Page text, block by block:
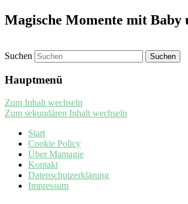
Magische Momente mit Baby
Suchen
Hauptmenü
Zum Inhalt wechseln
Zum sekundären Inhalt wechseln
Start
Cookie Policy
Über Mamagie
Kontakt
Datenschutzerklärung
Impressum